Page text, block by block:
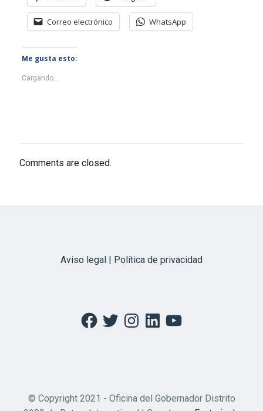
Correo electrónico WhatsApp
Me gusta esto:
Cargando...
Comments are closed.
Aviso legal | Política de privacidad
Facebook
TwitterInstagramLinkedInYouTube
© Copyright 2021 - Oficina del Gobernador Distrito